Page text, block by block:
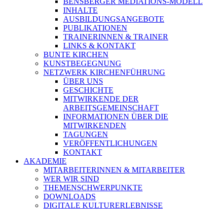
INHALTE
AUSBILDUNGSANGEBOTE
PUBLIKATIONEN
TRAINERINNEN & TRAINER
LINKS & KONTAKT
BUNTE KIRCHEN
KUNSTBEGEGNUNG
NETZWERK KIRCHENFÜHRUNG
ÜBER UNS
GESCHICHTE
MITWIRKENDE DER
ARBEITSGEMEINSCHAFT
INFORMATIONEN ÜBER DIE
MITWIRKENDEN
TAGUNGEN
VERÖFFENTLICHUNGEN
KONTAKT
AKADEMIE
MITARBEITERINNEN & MITARBEITER
WER WIR SIND
THEMENSCHWERPUNKTE
DOWNLOADS
DIGITALE KULTURERLEBNISSE